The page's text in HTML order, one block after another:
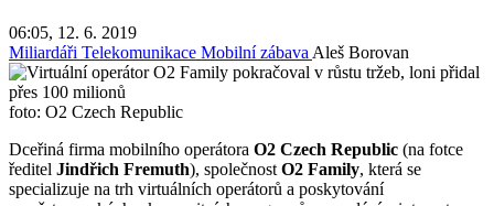
06:05, 12. 6. 2019
Miliardáři Telekomunikace Mobilní zábavaAleš Borovan
foto: O2 Czech Republic
Dceřiná firma mobilního operátora O2 Czech Republic (na fotce
ředitel Jindřich Fremuth), společnostO2 Family, která se
specializuje na trh virtuálních operátorů a poskytování